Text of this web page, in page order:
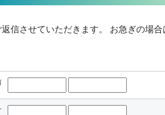
信させていただきます。
お急ぎの場